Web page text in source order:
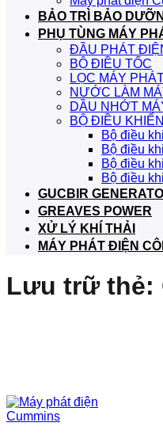
BẢO TRÌ BẢO
PHỤ TÙNG MÁY
ĐẦU PHÁT
BỘ ĐIỀU TỐC
LỌC MÁY
NƯỚC LÀM
DẦU NHỚT
BỘ ĐIỀU
Bộ điều
Bộ điều
Bộ điều
Bộ điều
GUCBIR
GREAVES POWER
XỬ LÝ KHÍ THẢI
MÁY PHÁT ĐIỆN
Lưu trữ thẻ: